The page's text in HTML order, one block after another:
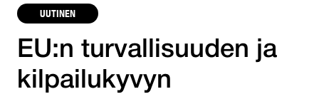
UUTINEN
EU:n turvallisuuden ja
kilpailukyvyn